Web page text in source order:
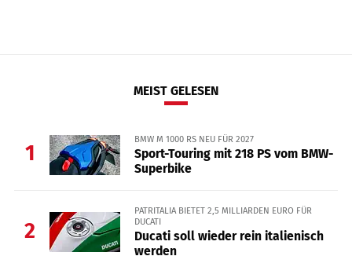
MEIST GELESEN
1
BMW M 1000 RS NEU FÜR 2027
Sport-Touring mit 218 PS vom BMW-
Superbike
2
PATRITALIA BIETET 2,5 MILLIARDEN EURO FÜR
DUCATI
Ducati soll wieder rein italienisch
werden